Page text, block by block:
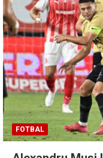
FOTBAL